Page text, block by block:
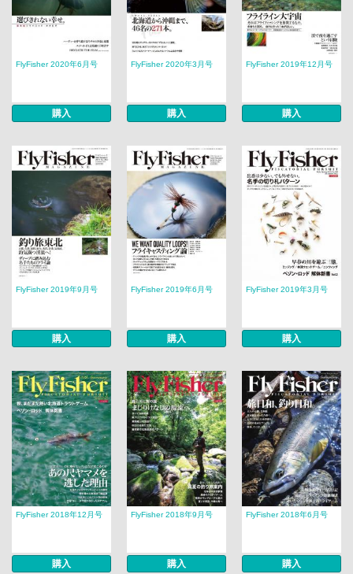
FlyFisher 2020年6月号
購入
FlyFisher 2020年3月号
購入
FlyFisher 2019年12月号
購入
FlyFisher 2019年9月号
購入
FlyFisher 2019年6月号
購入
FlyFisher 2019年3月号
購入
FlyFisher 2018年12月号
購入
FlyFisher 2018年9月号
購入
FlyFisher 2018年6月号
購入